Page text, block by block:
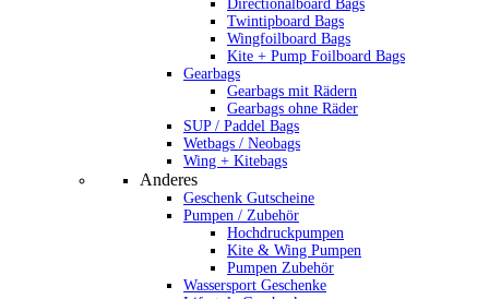
Directionalboard Bags
Twintipboard Bags
Wingfoilboard Bags
Kite + Pump Foilboard Bags
Gearbags
Gearbags mit Rädern
Gearbags ohne Räder
SUP / Paddel Bags
Wetbags / Neobags
Wing + Kitebags
Anderes
Geschenk Gutscheine
Pumpen / Zubehör
Hochdruckpumpen
Kite & Wing Pumpen
Pumpen Zubehör
Wassersport Geschenke